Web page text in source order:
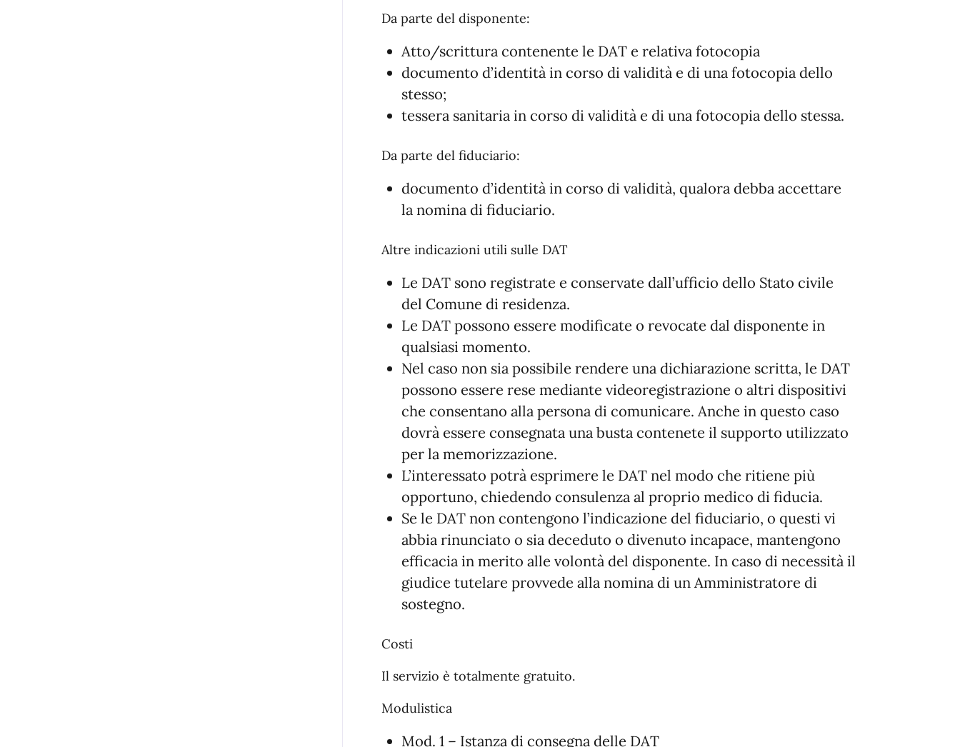
Da parte del disponente:
Atto/scrittura contenente le DAT e relativa fotocopia
documento d’identità in corso di validità e di una fotocopia dello
stesso;
tessera sanitaria in corso di validità e di una fotocopia dello stessa.
Da parte del fiduciario:
documento d’identità in corso di validità, qualora debba accettare
la nomina di fiduciario.
Altre indicazioni utili sulle DAT
Le DAT sono registrate e conservate dall’ufficio dello Stato civile
del Comune di residenza.
Le DAT possono essere modificate o revocate dal disponente in
qualsiasi momento.
Nel caso non sia possibile rendere una dichiarazione scritta, le DAT
possono essere rese mediante videoregistrazione o altri dispositivi
che consentano alla persona di comunicare. Anche in questo caso
dovrà essere consegnata una busta contenete il supporto utilizzato
per la memorizzazione.
L’interessato potrà esprimere le DAT nel modo che ritiene più
opportuno, chiedendo consulenza al proprio medico di fiducia.
Se le DAT non contengono l’indicazione del fiduciario, o questi vi
abbia rinunciato o sia deceduto o divenuto incapace, mantengono
efficacia in merito alle volontà del disponente. In caso di necessità il
giudice tutelare provvede alla nomina di un Amministratore di
sostegno.
Costi
Il servizio è totalmente gratuito.
Modulistica
Mod. 1 – Istanza di consegna delle DAT